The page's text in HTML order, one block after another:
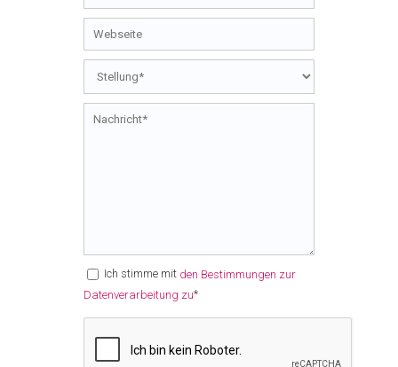
Ich stimme mit den Bestimmungen zur
Datenverarbeitung zu*